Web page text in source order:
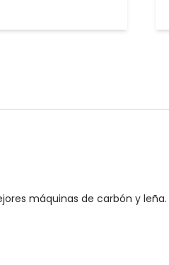
máquinas de carbón y leña.